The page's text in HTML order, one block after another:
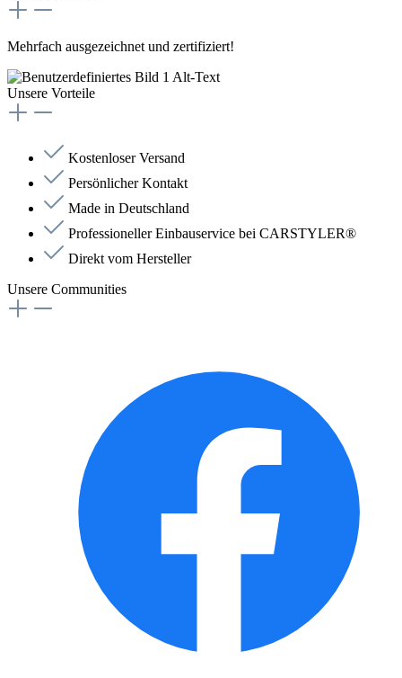
Mehrfach ausgezeichnet und zertifiziert!
Unsere Vorteile
Kostenloser Versand
Persönlicher Kontakt
Made in Deutschland
Professioneller Einbauservice bei CARSTYLER®
Direkt vom Hersteller
Unsere Communities